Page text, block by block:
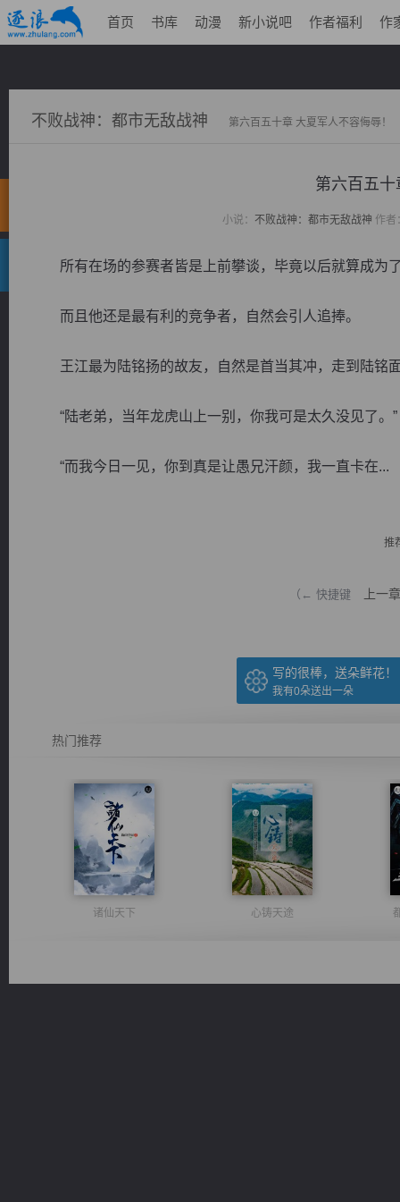
首页 书库 动漫 新小说吧 作者福利 作
不败战神：都市无敌战神 第六百五十章 大夏军人不容侮辱！
第六百五
小说： 不败战神：都市无敌战神 作者
所有在场的参赛者皆是上前攀谈，毕竟以后就算成为
而且他还是最有利的竞争者，自然会引人追捧。
王江最为陆铭扬的故友，自然是首当其冲，走到陆铭
“陆老弟，当年龙虎山上一别，你我可是太久没见了。”
“而我今日一见，你到真是让愚兄汗颜，我一直卡在...
推
（← 快捷键 上一章
写的很棒，送朵鲜花！
我有0朵送出一朵
热门推荐
诸仙天下 心铸天途